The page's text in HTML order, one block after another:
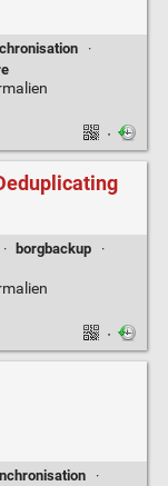
·
·
· borgbackup
·
·
·